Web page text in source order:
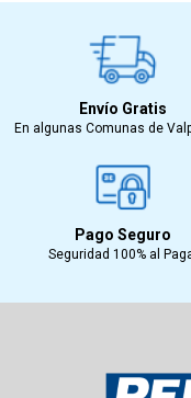
Envío Gratis
En algunas Comunas de
Pago Seguro
Seguridad 100% al